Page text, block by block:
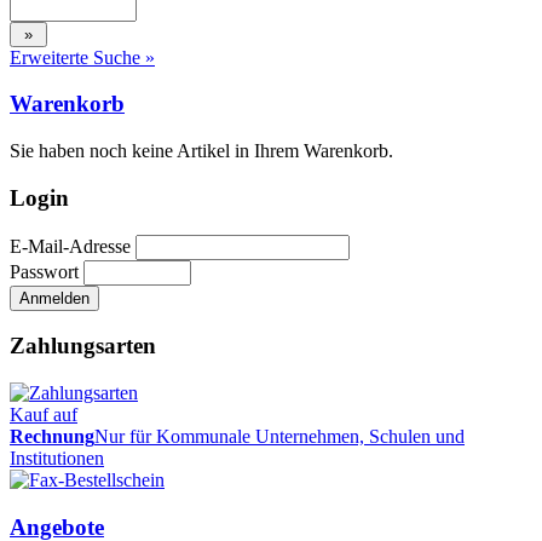
Erweiterte Suche »
Warenkorb
Sie haben noch keine Artikel in Ihrem Warenkorb.
Login
E-Mail-Adresse
Passwort
Zahlungsarten
Kauf auf
RechnungNur für Kommunale Unternehmen, Schulen und
Institutionen
Angebote